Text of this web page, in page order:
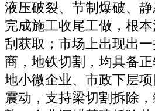
液压破裂、节制爆破、
完成施工收尾工做，根
刮获取；市场上出现出
商，地铁切割，均具备
地小微企业、市政下层
震动，支持梁切割拆除